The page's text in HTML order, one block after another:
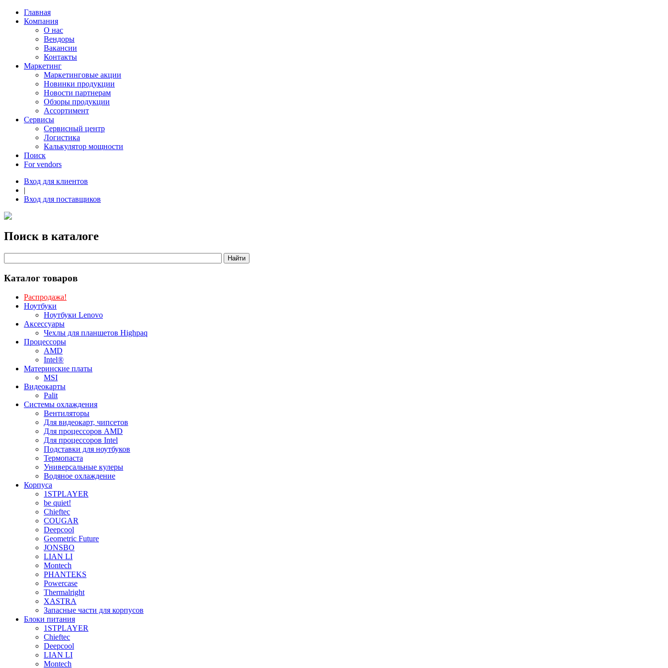
Главная
Компания
О нас
Вендоры
Вакансии
Контакты
Маркетинг
Маркетинговые акции
Новинки продукции
Новости партнерам
Обзоры продукции
Ассортимент
Сервисы
Сервисный центр
Логистика
Калькулятор мощности
Поиск
For vendors
Вход для клиентов
|
Вход для поставщиков
Поиск в каталоге
Каталог товаров
Распродажа!
Ноутбуки
Ноутбуки Lenovo
Аксессуары
Чехлы для планшетов Highpaq
Процессоры
AMD
Intel®
Материнские платы
MSI
Видеокарты
Palit
Системы охлаждения
Вентиляторы
Для видеокарт, чипсетов
Для процессоров AMD
Для процессоров Intel
Подставки для ноутбуков
Термопаста
Универсальные кулеры
Водяное охлаждение
Корпуса
1STPLAYER
be quiet!
Chieftec
COUGAR
Deepcool
Geometric Future
JONSBO
LIAN LI
Montech
PHANTEKS
Powercase
Thermalright
XASTRA
Запасные части для корпусов
Блоки питания
1STPLAYER
Chieftec
Deepcool
LIAN LI
Montech